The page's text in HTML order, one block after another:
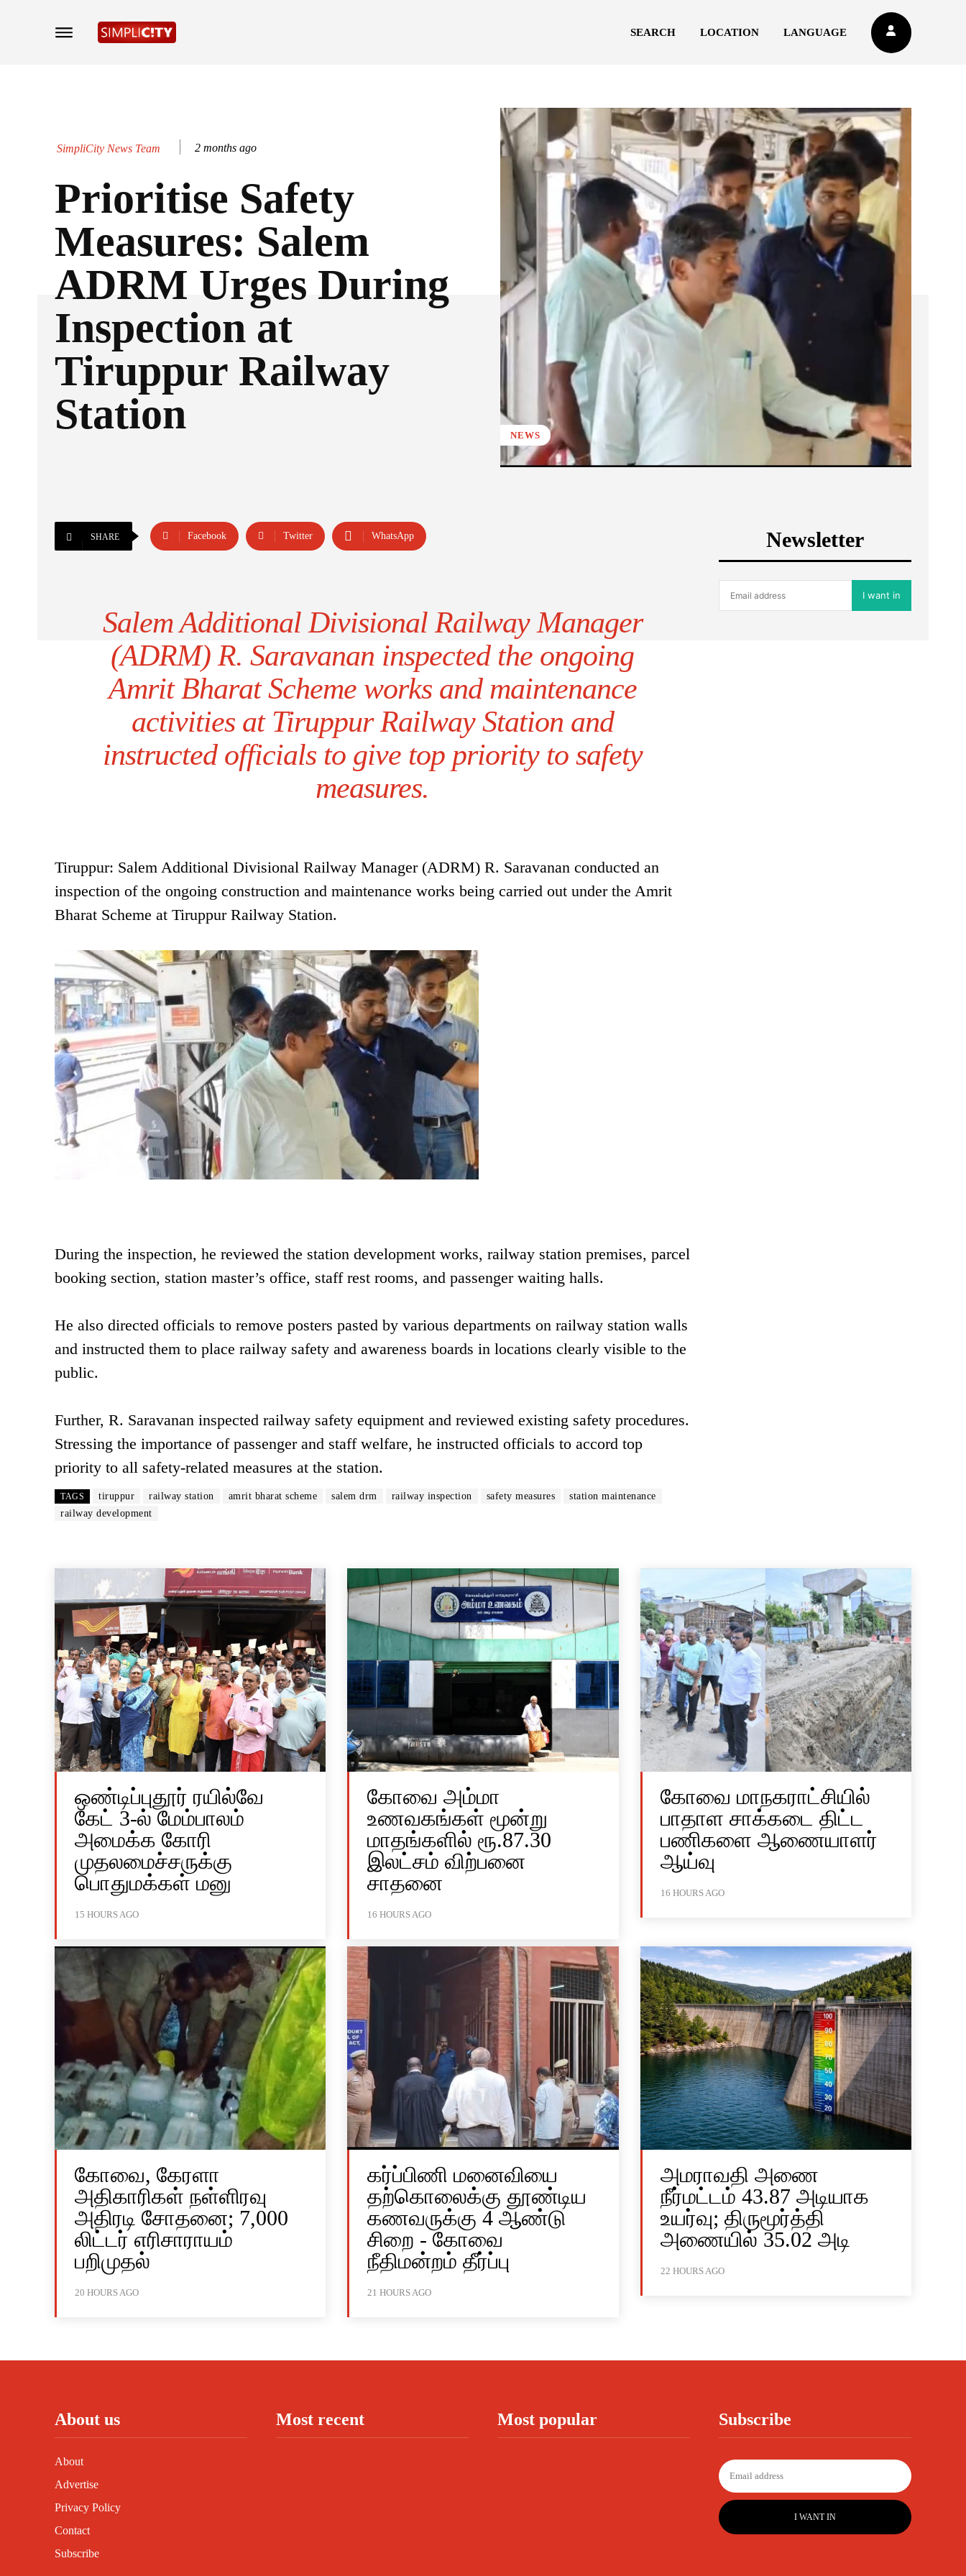
SEARCH LOCATION LANGUAGE
SimpliCity News Team 2 months ago
Prioritise Safety
Measures: Salem
ADRM Urges During
Inspection at
Tiruppur Railway
Station
NEWS
SHARE Facebook Twitter WhatsApp
Salem Additional Divisional Railway Manager
(ADRM) R. Saravanan inspected the ongoing
Amrit Bharat Scheme works and maintenance
activities at Tiruppur Railway Station and
instructed officials to give top priority to safety
measures.
Tiruppur: Salem Additional Divisional Railway Manager (ADRM) R. Saravanan conducted an
inspection of the ongoing construction and maintenance works being carried out under the Amrit
Bharat Scheme at Tiruppur Railway Station.
During the inspection, he reviewed the station development works, railway station premises, parcel
booking section, station master’s office, staff rest rooms, and passenger waiting halls.
He also directed officials to remove posters pasted by various departments on railway station walls
and instructed them to place railway safety and awareness boards in locations clearly visible to the
public.
Further, R. Saravanan inspected railway safety equipment and reviewed existing safety procedures.
Stressing the importance of passenger and staff welfare, he instructed officials to accord top
priority to all safety-related measures at the station.
TAGS tiruppur railway station amrit bharat scheme salem drm railway inspection safety measures
station maintenance
railway development
Newsletter
I want in
ஒண்டிப்புதூர் ரயில்வே
கேட் 3-ல் மேம்பாலம்
அமைக்க கோரி
முதலமைச்சருக்கு
பொதுமக்கள் மனு
15 HOURS AGO
கோவை அம்மா
உணவகங்கள் மூன்று
மாதங்களில் ரூ.87.30
இலட்சம் விற்பனை
சாதனை
16 HOURS AGO
கோவை மாநகராட்சியில்
பாதாள சாக்கடை திட்ட
பணிகளை ஆணையாளர்
ஆய்வு
16 HOURS AGO
கோவை, கேரளா
அதிகாரிகள் நள்ளிரவு
அதிரடி சோதனை; 7,000
லிட்டர் எரிசாராயம்
பறிமுதல்
20 HOURS AGO
கர்ப்பிணி மனைவியை
தற்கொலைக்கு தூண்டிய
கணவருக்கு 4 ஆண்டு
சிறை - கோவை
நீதிமன்றம் தீர்ப்பு
21 HOURS AGO
அமராவதி அணை
நீர்மட்டம் 43.87 அடியாக
உயர்வு; திருமூர்த்தி
அணையில் 35.02 அடி
22 HOURS AGO
About us
About
Advertise
Privacy Policy
Contact
Subscribe
Most recent Most popular Subscribe
I WANT IN